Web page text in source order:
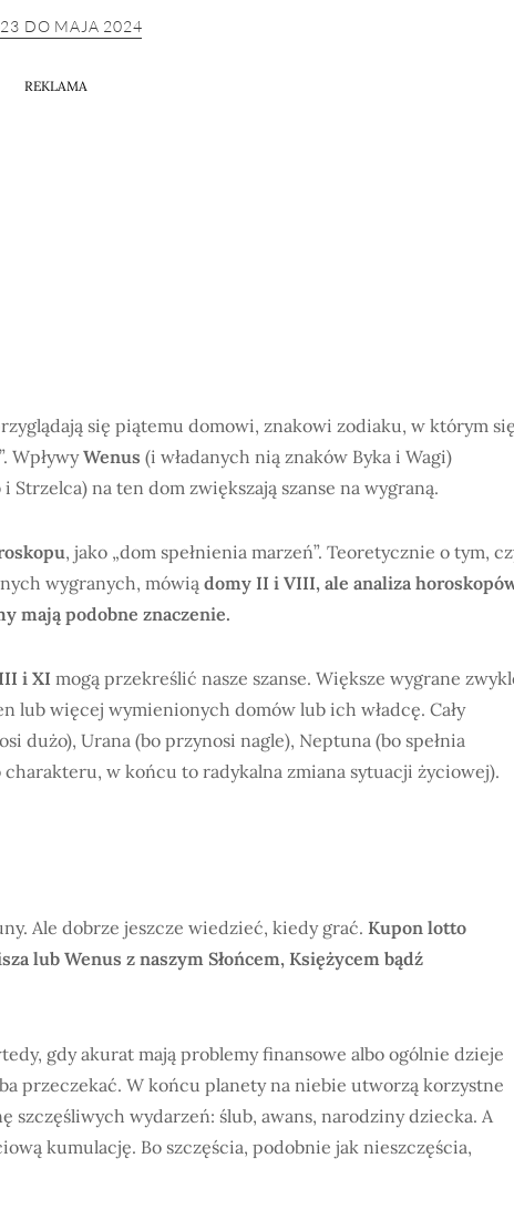
DO MAJA 2024
REKLAMA
się piątemu domowi, znakowi zodiaku, w którym
WpływyWenus (i władanych nią znaków Byka i Wagi)
Strzelca) na ten dom zwiększają szanse na wygraną.
, jako „dom spełnienia marzeń”. Teoretycznie o tym,
wygranych, mówią domy II i VIII, ale analiza
mają podobne znaczenie.
i XI mogą przekreślić nasze szanse. Większe wygrane
lub więcej wymienionych domów lub ich władcę. Cały
dużo), Urana (bo przynosi nagle), Neptuna (bo spełnia
w końcu to radykalna zmiana sytuacji życiowej).
Ale dobrze jeszcze wiedzieć, kiedy grać. Kupon lotto
lub Wenus z naszym Słońcem, Księżycem bądź
gdy akurat mają problemy finansowe albo ogólnie dzieje
przeczekać. W końcu planety na niebie utworzą korzystne
szczęśliwych wydarzeń: ślub, awans, narodziny dziecka. A
kumulację. Bo szczęścia, podobnie jak nieszczęścia,